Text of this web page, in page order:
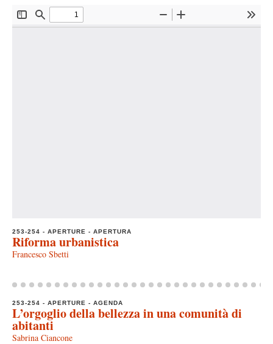
253-254 - APERTURE - APERTURA
Riforma urbanistica
Francesco Sbetti
253-254 - APERTURE - AGENDA
L’orgoglio della bellezza in una comunità di
abitanti
Sabrina Ciancone